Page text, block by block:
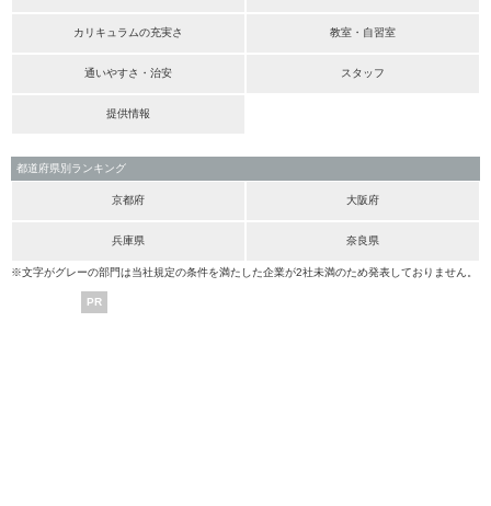
カリキュラムの充実さ 教室・自習室
通いやすさ・治安 スタッフ
提供情報
都道府県別ランキング
京都府 大阪府
兵庫県 奈良県
※文字がグレーの部門は当社規定の条件を満たした企業が2社未満のため発表しておりません。
PR